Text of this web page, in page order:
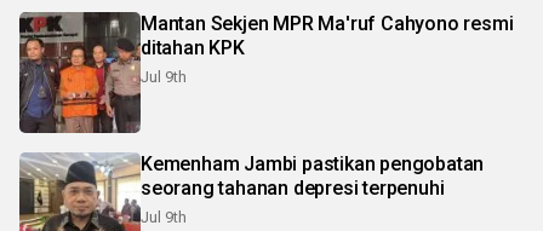
Mantan Sekjen MPR Ma'ruf Cahyono resmi
ditahan KPK
Jul 9th
Kemenham Jambi pastikan pengobatan
seorang tahanan depresi terpenuhi
Jul 9th